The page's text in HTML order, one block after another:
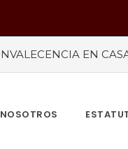
EN
TAURINA SE
NOSOTROS